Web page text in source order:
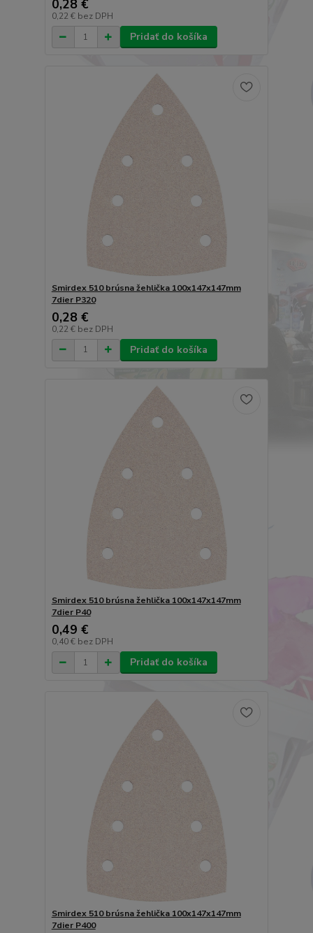
0,28 €
0,22 € bez DPH
Pridať do košíka
Smirdex 510 brúsna žehlička 100x147x147mm
7dier P320
0,28 €
0,22 € bez DPH
Pridať do košíka
Smirdex 510 brúsna žehlička 100x147x147mm
7dier P40
0,49 €
0,40 € bez DPH
Pridať do košíka
Smirdex 510 brúsna žehlička 100x147x147mm
7dier P400